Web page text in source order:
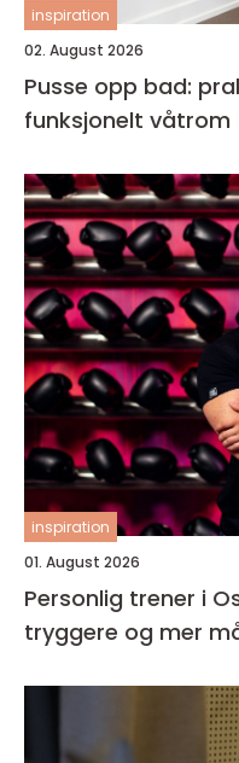
inspiration
02. August 2026
Pusse opp bad:
funksjonelt våtrom
inspiration
01. August 2026
Personlig trener i
tryggere og mer